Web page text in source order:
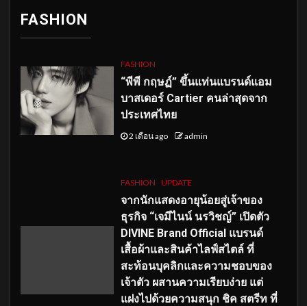
FASHION
FASHION
“พีพี กฤษฏ์” ขึ้นแท่นแบรนด์แอม
บาสเดอร์ Cartier คนล่าสุดจาก
ประเทศไทย
2 เดือน ago admin
FASHION UPDATE
จากนักแสดงอายุน้อยสู่เจ้าของ
ธุรกิจ “เจมีไนน์ นรวิชญ์” เปิดตัว
DIVINE Brand Official แบรนด์
เสื้อผ้าและสินค้าไลฟ์สไตล์ ที่
สะท้อนบุคลิกและความชอบของ
เจ้าตัว ผสานความเรียบง่าย แต่
แฝงไปด้วยความสนุก ชิค สตรีท ที่